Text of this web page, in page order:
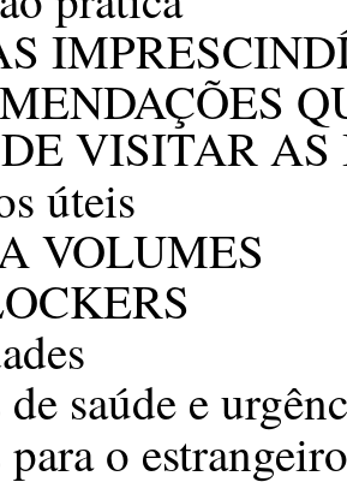
VISITAR
úteis
VOLUMES
saúde e
o estrangeiro